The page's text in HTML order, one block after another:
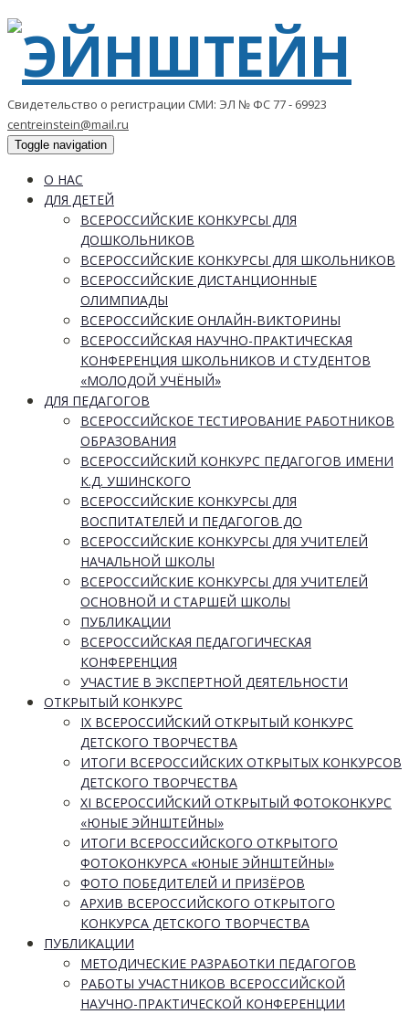
Свидетельство о регистрации СМИ: ЭЛ № ФС 77 - 69923
centreinstein@mail.ru
Toggle navigation
О НАС
ДЛЯ ДЕТЕЙ
ВСЕРОССИЙСКИЕ КОНКУРСЫ ДЛЯ
ДОШКОЛЬНИКОВ
ВСЕРОССИЙСКИЕ КОНКУРСЫ ДЛЯ ШКОЛЬНИКОВ
ВСЕРОССИЙСКИЕ ДИСТАНЦИОННЫЕ
ОЛИМПИАДЫ
ВСЕРОССИЙСКИЕ ОНЛАЙН-ВИКТОРИНЫ
ВСЕРОССИЙСКАЯ НАУЧНО-ПРАКТИЧЕСКАЯ
КОНФЕРЕНЦИЯ ШКОЛЬНИКОВ И СТУДЕНТОВ
«МОЛОДОЙ УЧЁНЫЙ»
ДЛЯ ПЕДАГОГОВ
ВСЕРОССИЙСКОЕ ТЕСТИРОВАНИЕ РАБОТНИКОВ
ОБРАЗОВАНИЯ
ВСЕРОССИЙСКИЙ КОНКУРС ПЕДАГОГОВ ИМЕНИ
К.Д. УШИНСКОГО
ВСЕРОССИЙСКИЕ КОНКУРСЫ ДЛЯ
ВОСПИТАТЕЛЕЙ И ПЕДАГОГОВ ДО
ВСЕРОССИЙСКИЕ КОНКУРСЫ ДЛЯ УЧИТЕЛЕЙ
НАЧАЛЬНОЙ ШКОЛЫ
ВСЕРОССИЙСКИЕ КОНКУРСЫ ДЛЯ УЧИТЕЛЕЙ
ОСНОВНОЙ И СТАРШЕЙ ШКОЛЫ
ПУБЛИКАЦИИ
ВСЕРОССИЙСКАЯ ПЕДАГОГИЧЕСКАЯ
КОНФЕРЕНЦИЯ
УЧАСТИЕ В ЭКСПЕРТНОЙ ДЕЯТЕЛЬНОСТИ
ОТКРЫТЫЙ КОНКУРС
IX ВСЕРОССИЙСКИЙ ОТКРЫТЫЙ КОНКУРС
ДЕТСКОГО ТВОРЧЕСТВА
ИТОГИ ВСЕРОССИЙСКИХ ОТКРЫТЫХ КОНКУРСОВ
ДЕТСКОГО ТВОРЧЕСТВА
XI ВСЕРОССИЙСКИЙ ОТКРЫТЫЙ ФОТОКОНКУРС
«ЮНЫЕ ЭЙНШТЕЙНЫ»
ИТОГИ ВСЕРОССИЙСКОГО ОТКРЫТОГО
ФОТОКОНКУРСА «ЮНЫЕ ЭЙНШТЕЙНЫ»
ФОТО ПОБЕДИТЕЛЕЙ И ПРИЗЁРОВ
АРХИВ ВСЕРОССИЙСКОГО ОТКРЫТОГО
КОНКУРСА ДЕТСКОГО ТВОРЧЕСТВА
ПУБЛИКАЦИИ
МЕТОДИЧЕСКИЕ РАЗРАБОТКИ ПЕДАГОГОВ
РАБОТЫ УЧАСТНИКОВ ВСЕРОССИЙСКОЙ
НАУЧНО-ПРАКТИЧЕСКОЙ КОНФЕРЕНЦИИ